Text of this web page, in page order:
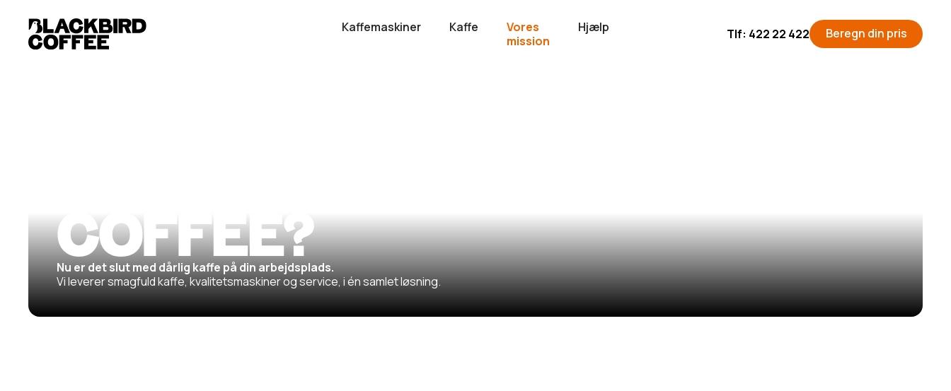
Kaffemaskiner Kaffe
Vores
mission
Hjælp Tlf: 422 22 422 Beregn din pris
COFFEE?
Nu er det slut med dårlig kaffe på din arbejdsplads.
Vi leverer smagfuld kaffe, kvalitetsmaskiner og service, i én samlet løsning.